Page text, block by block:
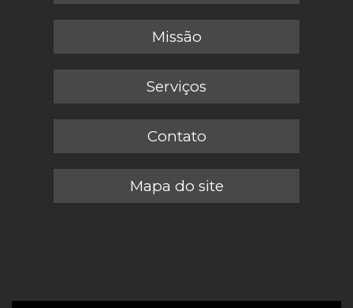
Missão
Serviços
Contato
Mapa do site